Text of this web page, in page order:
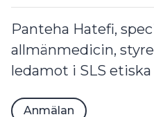
Panteha Hatefi,
allmänmedicin,
ledamot i SLS
Anmälan